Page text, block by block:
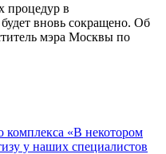
процедур в
вновь сокращено. Об
мэра Москвы по
комплекса «В некотором
у наших специалистов